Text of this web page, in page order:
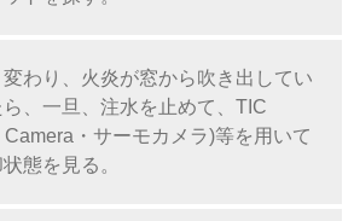
わり、火炎が窓から吹き出してい
、一旦、注水を止めて、TIC
・サーモカメラ)等を用いて
態を見る。